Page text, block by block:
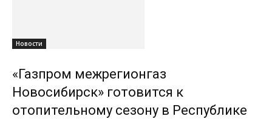
Новости
«Газпром межрегионгаз
Новосибирск» готовится к
отопительному сезону в Республике